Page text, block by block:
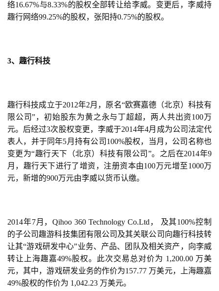
游
游
戏
单
机
游
戏
游
戏
2
0
2
络16.67%与8.33%的股权全部转让给李威。变更后，李威持
趣行网络99.25%的股权，张阳持0.75%的股权。
3、趣行科技
趣行科技成立于2012年2月，原名“欧赛嘉德（北京）科技有
限公司”，初始股东为黄之永与丁超超，两人共出资100万
元。后经过3次股权变更，李威于2014年4月成为公司法定代
表人，并于同年5月持有公司100%股权，当月，公司名称也
变更为“趣行天下（北京）科技有限公司”。之后在2014年9
月，趣行天下进行了增资，注册资本由100万元增至1000万
元，新增的900万元由李威以货币认缴。
2014年7月，Qihoo 360 Technology Co.Ltd， 及其100%控制
的子公司趣游科技集团有限公司及其关联公司向趣行科技转
让其“游戏研发中心”业务、产品、团队及相关资产，向李威
转让上海趣嘉49%股权。此次交易总对价为 1,200.00 万美
元，其中，游戏研发业务的作价为157.77 万美元，上海趣嘉
49%股权的作价为 1,042.23 万美元。